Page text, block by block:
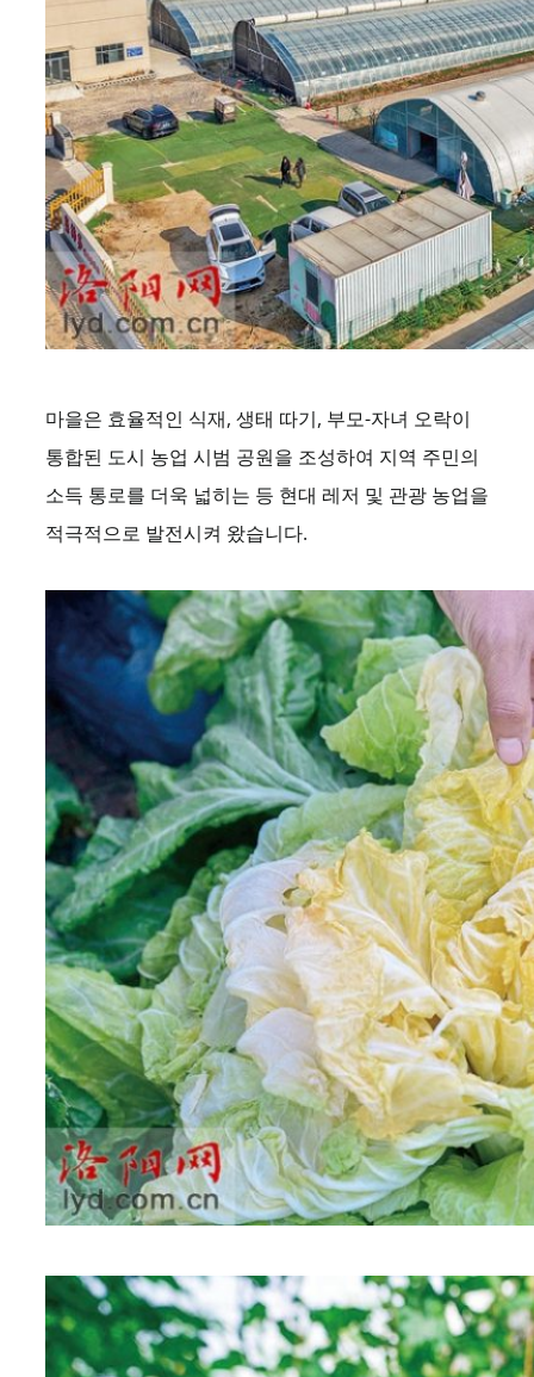
마을은 효율적인 식재, 생태 따기, 부모-자녀 오락이
통합된 도시 농업 시범 공원을 조성하여 지역 주민의
소득 통로를 더욱 넓히는 등 현대 레저 및 관광 농업을
적극적으로 발전시켜 왔습니다.